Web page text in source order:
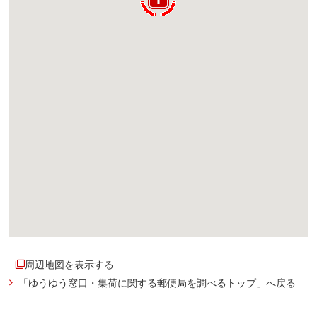
周辺地図を表示する
「ゆうゆう窓口・集荷に関する郵便局を調べるトップ」へ戻る